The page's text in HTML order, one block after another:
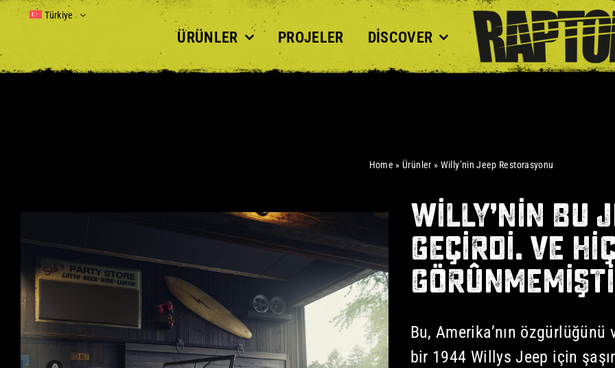
Skip
content
Türkiye
ÜRÜNLER PROJELER DISCOVER
Home »Ürünler » Willy’nin Jeep Restorasyonu
WILLY’NIN BU
GEÇIRDI. VE
Bu, Amerika’nın özgürlüğünü
bir 1944 Willys Jeep için